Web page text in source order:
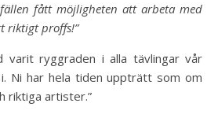
fått möjligheten att arbeta med
riktigt proffs!”
varit ryggraden i alla tävlingar vår
Ni har hela tiden uppträtt som om
riktiga artister.”